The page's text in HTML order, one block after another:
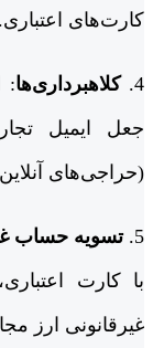
کارت‌های اعتباری.
4. کلاهبرداری‌ها:
جعل ایمیل
(حراجی‌های
5. تسویه‌ حساب
با کارت
غیرقانونی ارز